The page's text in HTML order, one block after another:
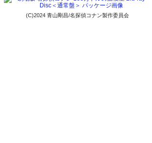
(C)2024 青山剛昌/名探偵コナン製作委員会